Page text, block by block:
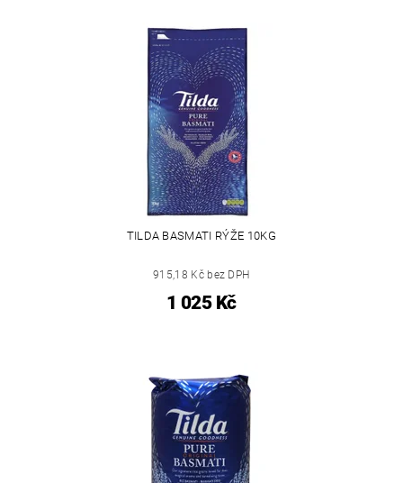
TILDA BASMATI RÝŽE 10KG
915,18 Kč bez DPH
1 025 Kč